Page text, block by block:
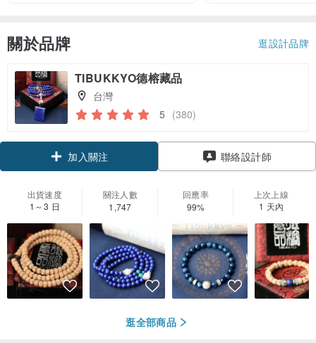
關於品牌 逛設計品牌
TIBUKKYO德榕藏品
台灣
5 (380)
加入關注 聯絡設計師
出貨速度
1～3 日
關注人數
1,747
回應率
99%
上次上線
1 天內
逛全部商品